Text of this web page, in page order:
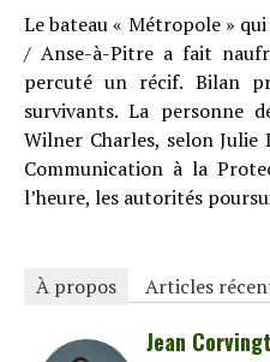
Le bateau « Métropole »
/ Anse-à-Pitre a fait
percuté un récif. Bilan
survivants. La personne
Wilner Charles, selon Julie
Communication à la
l’heure, les autorités
À propos Articles
Jean